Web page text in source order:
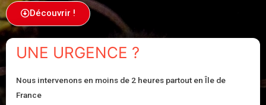
Découvrir !
UNE URGENCE ?
Nous intervenons en moins de 2 heures partout en Île de
France